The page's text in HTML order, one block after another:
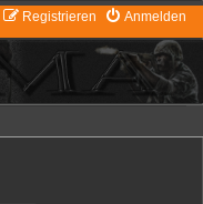
Anmelden
Registrieren